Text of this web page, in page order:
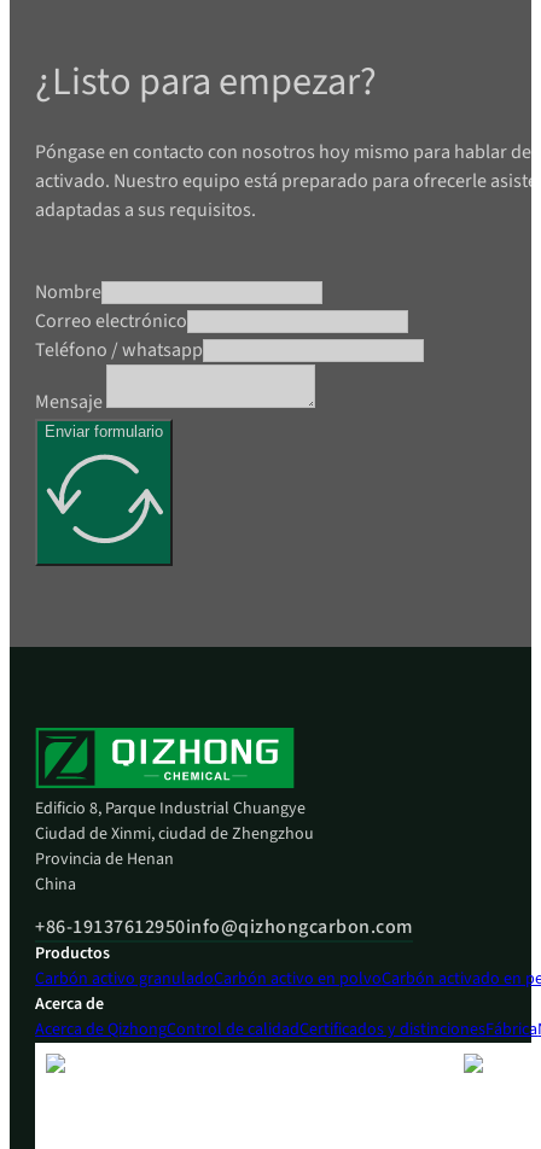
¿Listo para empezar?
Póngase en contacto con nosotros hoy mismo para hablar de
activado. Nuestro equipo está preparado para ofrecerle
adaptadas a sus requisitos.
Nombre
Correo electrónico
Teléfono / whatsapp
Mensaje
Enviar formulario
Edificio 8, Parque Industrial Chuangye
Ciudad de Xinmi, ciudad de Zhengzhou
Provincia de Henan
China
+86-19137612950info@qizhongcarbon.com
Productos
Carbón activo granuladoCarbón activo en polvoCarbón activado en
Acerca de
Acerca de QizhongControl de calidadCertificados y distincionesFábrica